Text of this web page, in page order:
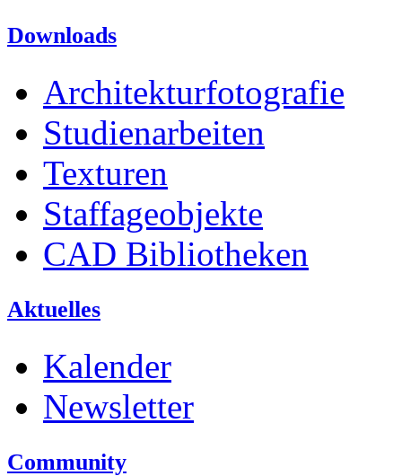
Downloads
Architekturfotografie
Studienarbeiten
Texturen
Staffageobjekte
CAD Bibliotheken
Aktuelles
Kalender
Newsletter
Community